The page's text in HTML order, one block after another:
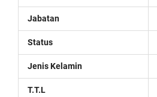
Jabatan
Status
Jenis Kelamin
T.T.L